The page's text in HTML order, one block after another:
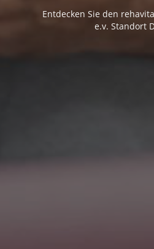
Entdecken Sie den
e.v. Standort